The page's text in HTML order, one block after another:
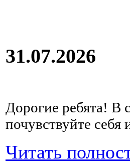
31.07.2026
Дорогие ребята! В
почувствуйте
Читать